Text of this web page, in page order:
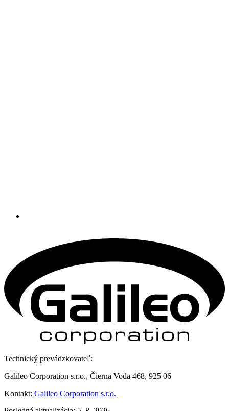
Technický prevádzkovateľ:
Galileo Corporation s.r.o., Čierna Voda 468, 925 06
Kontakt: Galileo Corporation s.r.o.